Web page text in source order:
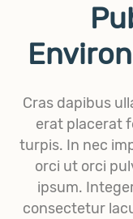
Cras dapibus
erat placerat
turpis. In nec
orci ut orci
ipsum.
consectetur